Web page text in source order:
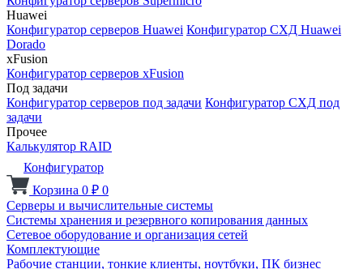
Huawei
Конфигуратор серверов Huawei Конфигуратор СХД Huawei
Dorado
xFusion
Конфигуратор серверов xFusion
Под задачи
Конфигуратор серверов под задачи Конфигуратор СХД под
задачи
Прочее
Калькулятор RAID
Конфигуратор
Корзина 0 ₽ 0
Серверы и вычислительные системы
Системы хранения и резервного копирования данных
Сетевое оборудование и организация сетей
Комплектующие
Рабочие станции, тонкие клиенты, ноутбуки, ПК бизнес